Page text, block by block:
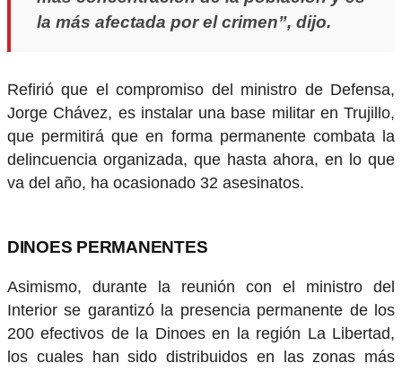
la más afectada por el crimen”, dijo.
Refirió que el compromiso del ministro de Defensa,
Jorge Chávez, es instalar una base militar en Trujillo,
que permitirá que en forma permanente combata la
delincuencia organizada, que hasta ahora, en lo que
va del año, ha ocasionado 32 asesinatos.
DINOES PERMANENTES
Asimismo, durante la reunión con el ministro del
Interior se garantizó la presencia permanente de los
200 efectivos de la Dinoes en la región La Libertad,
los cuales han sido distribuidos en las zonas más